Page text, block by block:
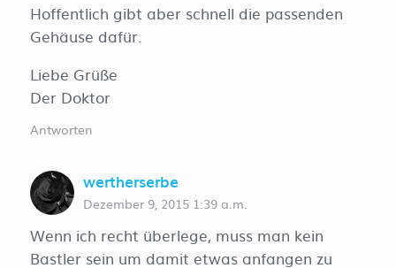
Hoffentlich gibt aber schnell die passenden
Gehäuse dafür.
Liebe Grüße
Der Doktor
Antworten
wertherserbe
Dezember 9, 2015 1:39 a.m.
Wenn ich recht überlege, muss man kein
Bastler sein um damit etwas anfangen zu